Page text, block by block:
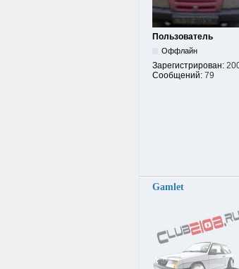
Пользователь
Оффлайн
Зарегистрирован:
Сообщений: 79
Gamlet